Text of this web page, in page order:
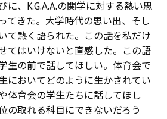
に、
K.G.A.A.の関学に対する熱い思
てきた。大学時代の思い出、そし
て熱く語られた。この話を私だけ
てはいけないと直感した。この語
生の前で話してほしい。体育会で
においてどのように生かされてい
体育会の学生たちに話してほし
の取れる科目にできないだろう